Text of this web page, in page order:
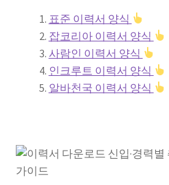
표준 이력서 양식
잡코리아 이력서 양식
사람인 이력서 양식
인크루트 이력서 양식
알바천국 이력서 양식